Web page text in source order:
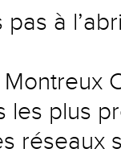
pas à
les plus
réseaux